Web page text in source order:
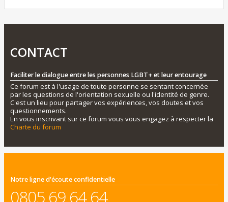
CONTACT
Faciliter le dialogue entre les personnes LGBT+ et leur entourage
Ce forum est à l'usage de toute personne se sentant concernée
par les questions de l'orientation sexuelle ou l'identité de genre.
C'est un lieu pour partager vos expériences, vos doutes et vos
questionnements.
En vous inscrivant sur ce forum vous vous engagez à respecter la
Charte du forum
Notre ligne d'écoute confidentielle
0805 69 64 64